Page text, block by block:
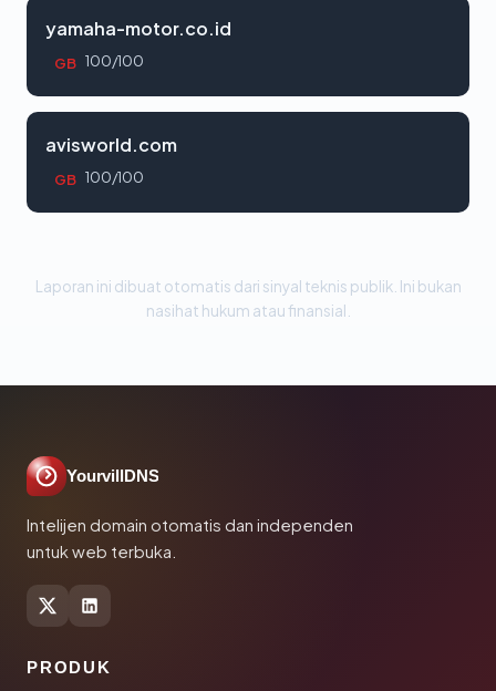
yamaha-motor.co.id
GB 100/100
avisworld.com
GB 100/100
Laporan ini dibuat otomatis dari sinyal teknis publik. Ini bukan
nasihat hukum atau finansial.
YourvillDNS
Intelijen domain otomatis dan independen
untuk web terbuka.
PRODUK